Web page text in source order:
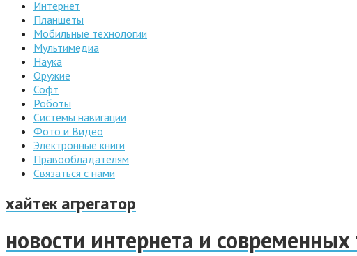
Интернет
Планшеты
Мобильные технологии
Мультимедиа
Наука
Оружие
Софт
Роботы
Системы навигации
Фото и Видео
Электронные книги
Правообладателям
Связаться с нами
хайтек агрегатор
новости интернета и современных